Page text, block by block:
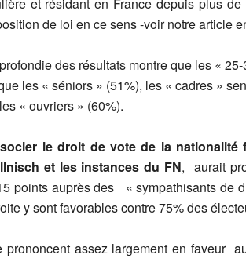
de loi en ce sens -voir notre article
des résultats montre que les «
les « séniors » (51%), les « cadres »
« ouvriers » (60%).
le droit de vote de la nationalité
et les instances du FN, aurait
points auprès des « sympathisants de
y sont favorables contre 75% des
prononcent assez largement en faveur